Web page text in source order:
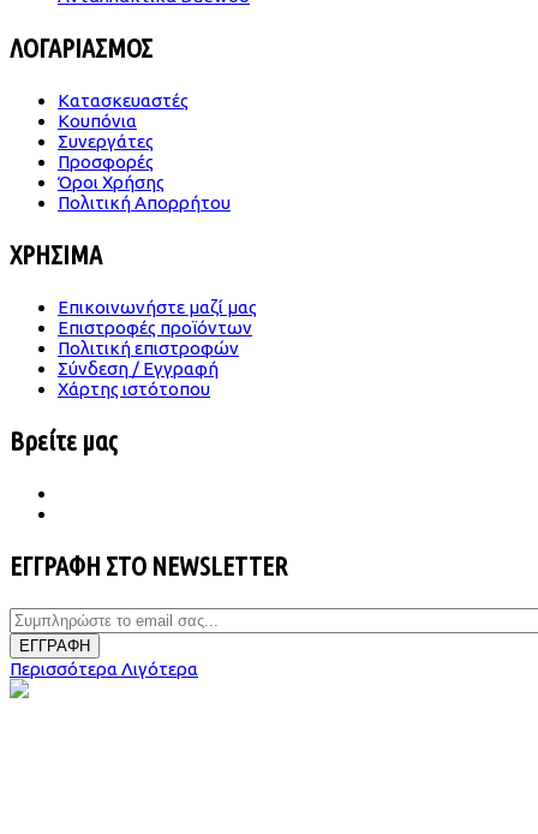
ΛΟΓΑΡΙΑΣΜΟΣ
Κατασκευαστές
Κουπόνια
Συνεργάτες
Προσφορές
Όροι Χρήσης
Πολιτική Απορρήτου
ΧΡΗΣΙΜΑ
Επικοινωνήστε μαζί μας
Επιστροφές προϊόντων
Πολιτική επιστροφών
Σύνδεση / Εγγραφή
Χάρτης ιστότοπου
Βρείτε μας
ΕΓΓΡΑΦΗ ΣΤΟ NEWSLETTER
ΕΓΓΡΑΦΗ
Περισσότερα Λιγότερα